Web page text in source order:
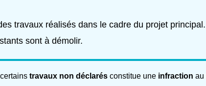
travaux réalisés dans le cadre du projet
sont à démolir.
travaux non déclarésconstitue une infraction au